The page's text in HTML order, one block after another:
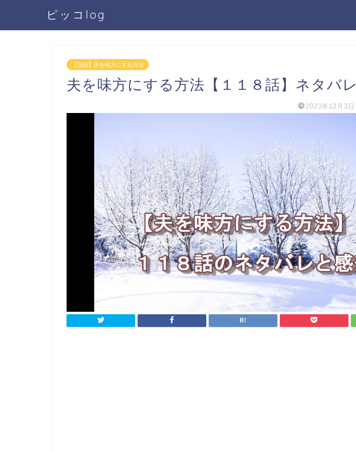
ピッコlog
【完結】夫を味方にする方法
夫を味方にする方法【１１８話】ネタバレ
2023年12月3日